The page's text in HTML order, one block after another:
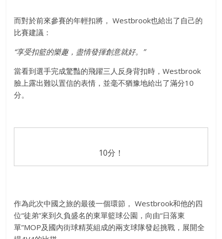
而對於前來參賽的年輕扣將， Westbrook也給出了自己的
比賽建議：
“享受扣籃的樂趣，盡情發揮創意就好。 ”
當看到選手完成驚豔的飛躍三人反身背扣時，Westbrook
臉上露出難以置信的表情，並毫不猶豫地給出了滿分10
分。
10分！
作為此次中國之旅的最後一個環節， Westbrook和他的四
位“徒弟”來到久負盛名的東單籃球公園，向由“日落東
單”MOP及國內街球精英組成的兩支球隊發起挑戰，展開全